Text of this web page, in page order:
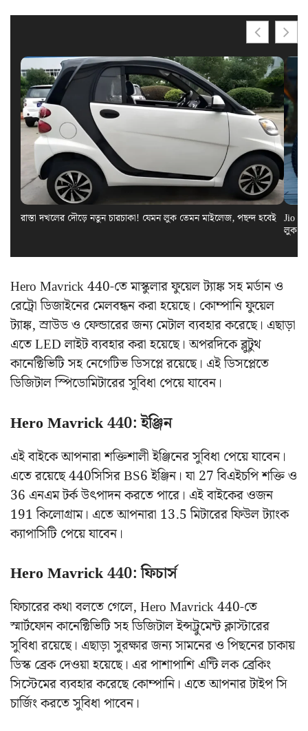
রাস্তা দখলের দৌড়ে নতুন চারচাকা! যেমন লুক তেমন মাইলেজ, পছন্দ হবেই Jio
লুক
Hero Mavrick 440-তে মাস্কুলার ফুয়েল ট্যাঙ্ক সহ মর্ডান ও
রেট্রো ডিজাইনের মেলবন্ধন করা হয়েছে। কোম্পানি ফুয়েল
ট্যাঙ্ক, স্রাউড ও ফেন্ডারের জন্য মেটাল ব্যবহার করেছে। এছাড়া
এতে LED লাইট ব্যবহার করা হয়েছে। অপরদিকে ব্লুটুথ
কানেক্টিভিটি সহ নেগেটিভ ডিসপ্লে রয়েছে। এই ডিসপ্লেতে
ডিজিটাল স্পিডোমিটারের সুবিধা পেয়ে যাবেন।
Hero Mavrick 440: ইঞ্জিন
এই বাইকে আপনারা শক্তিশালী ইঞ্জিনের সুবিধা পেয়ে যাবেন।
এতে রয়েছে 440সিসির BS6 ইঞ্জিন। যা 27 বিএইচপি শক্তি ও
36 এনএম টর্ক উৎপাদন করতে পারে। এই বাইকের ওজন
191 কিলোগ্রাম। এতে আপনারা 13.5 মিটারের ফিউল ট্যাংক
ক্যাপাসিটি পেয়ে যাবেন।
Hero Mavrick 440: ফিচার্স
ফিচারের কথা বলতে গেলে, Hero Mavrick 440-তে
স্মার্টফোন কানেক্টিভিটি সহ ডিজিটাল ইন্সট্রুমেন্ট ক্লাস্টারের
সুবিধা রয়েছে। এছাড়া সুরক্ষার জন্য সামনের ও পিছনের চাকায়
ডিস্ক ব্রেক দেওয়া হয়েছে। এর পাশাপাশি এন্টি লক ব্রেকিং
সিস্টেমের ব্যবহার করেছে কোম্পানি। এতে আপনার টাইপ সি
চার্জিং করতে সুবিধা পাবেন।